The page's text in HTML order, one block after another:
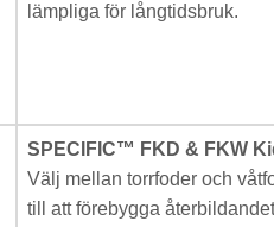
lämpliga för långtidsbruk.
SPECIFIC™ FKD & FKW
Välj mellan torrfoder och
till att förebygga